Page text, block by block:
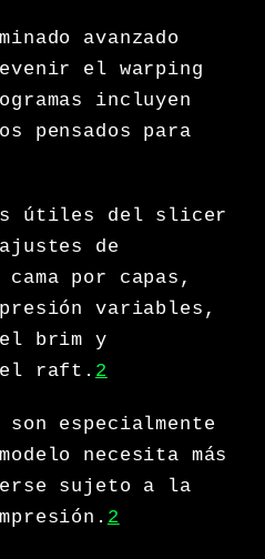
avanzado
el warping
incluyen
pensados para
útiles del slicer
de
por capas,
variables,
brim y
raft. 2
especialmente
necesita más
sujeto a la
2